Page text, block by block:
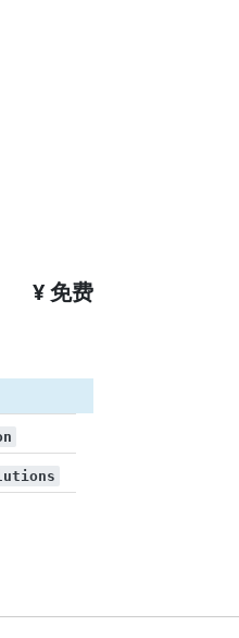
¥ 免费